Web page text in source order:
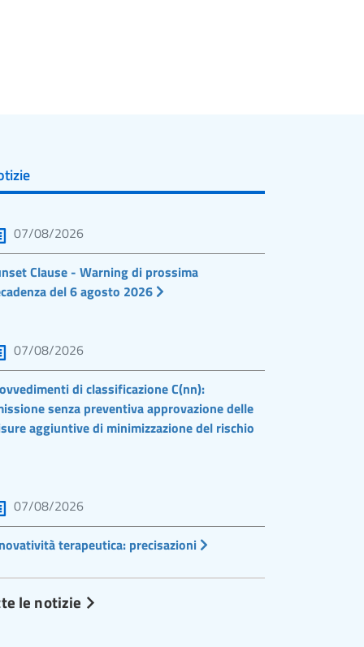
07/08/2026
Clause - Warning di prossima
del 6 agosto 2026
07/08/2026
di classificazione C(nn):
senza preventiva approvazione delle
aggiuntive di minimizzazione del rischio
07/08/2026
terapeutica: precisazioni
le notizie